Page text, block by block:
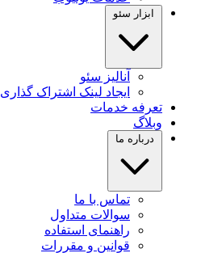
ابزار سئو
آنالیز سئو
ایجاد لینک اشتراک گذاری
تعرفه خدمات
وبلاگ
درباره ما
تماس با ما
سوالات متداول
راهنمای استفاده
قوانین و مقررات